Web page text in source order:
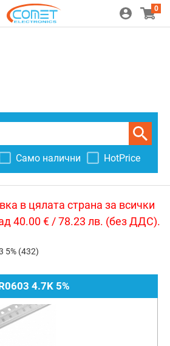
0
Само налични HotPrice
в цялата страна за всички
40.00 € / 78.23 лв. (без ДДС).
5% (432)
4.7K 5%